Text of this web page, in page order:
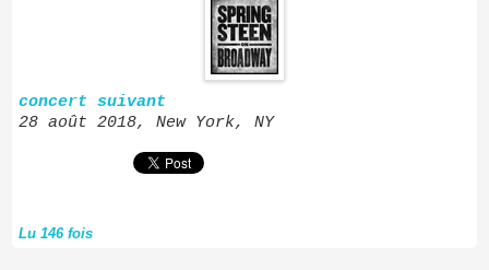
concert suivant
28 août 2018, New York, NY
Lu 146 fois